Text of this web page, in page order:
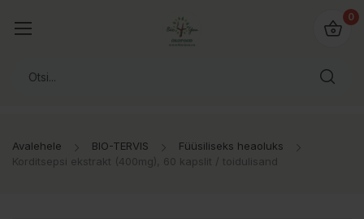
0
Avalehele BIO-TERVIS
Füüsiliseks heaoluks
Korditsepsi ekstrakt (400mg), 60 kapslit / toidulisand